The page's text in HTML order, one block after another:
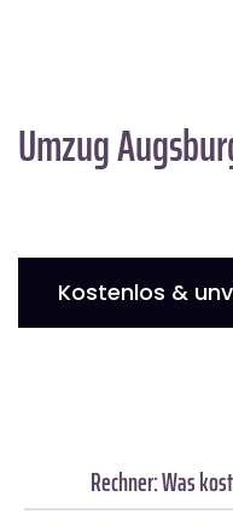
Umzug
Kostenlos &
Rechner: Was